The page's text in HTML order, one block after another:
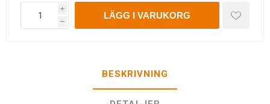
i
h
LÄGG I VARUKORG
BESKRIVNING